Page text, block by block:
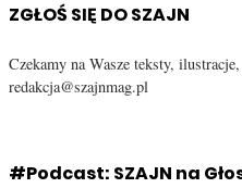
ZGŁOŚ SIĘ DO SZAJN
Czekamy na Wasze teksty,
redakcja@szajnmag.pl
#Podcast: SZAJN na